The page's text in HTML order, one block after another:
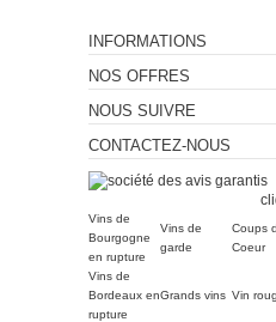
INFORMATIONS
NOS OFFRES
NOUS SUIVRE
CONTACTEZ-NOUS
Vins de
Bourgogne
en rupture
Vins de
garde
Coups
Coeur
Vins de
Bordeaux en
rupture
Grands vins Vin